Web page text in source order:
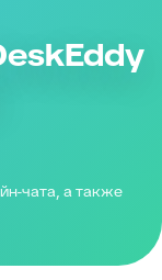
чата, а также